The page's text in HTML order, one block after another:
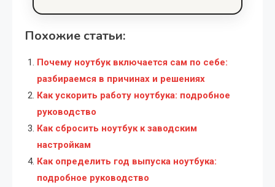
Похожие статьи:
Почему ноутбук включается сам по себе:
разбираемся в причинах и решениях
Как ускорить работу ноутбука: подробное
руководство
Как сбросить ноутбук к заводским
настройкам
Как определить год выпуска ноутбука:
подробное руководство